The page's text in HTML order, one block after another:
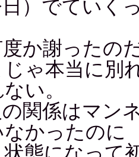
）でていく
か謝ったの
じゃ本当に別
い。
関係はマン
かったのに